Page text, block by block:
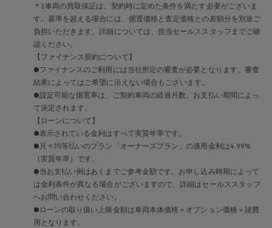
ユーザーガイド
運転上の注意
自動車リサイクル法
ロイヤリティプログラム
安心プログラム
メンテナンスプログラム
延長保証ウォルフィサポート
カスタマーセンター
タイヤパンク補償
認定中古車
“Certified Pre-Owned”の品質とは
延長保証サービスガイド
9つの約束
スマート買取
キャンペーン/ファイナンスプログラム
フォルクスワーゲンについて
企業情報
会社概要
会社概要EN
採用情報
＊1車両の買取保証は、契約時に定めた条件を満たす必要がございま
す。基準を超える場合には、据置価格と査定価格との差額分を別途ご
負担いただきます。詳細については、担当セールススタッフまでご確
認ください。
【ファイナンス契約について】
●ファイナンスのご利用には当社所定の審査が必要となります。審査
結果によってはご希望に沿えない場合もございます。
●設定可能な据置率は、ご契約車両の経過月数、お支払い期間によっ
て決定されます。
【ローンについて】
●表示されている金利はすべて実質年率です。
●月々均等払いのプラン「オーナーズプラン」の適用金利は4.99%
（実質年率）です。
●当お支払い例はあくまでご参考金額です。お申し込み時期によって
は金利条件が異なる場合がございますので、詳細はセールススタッフ
へお問い合わせください。
●ローンの取り扱い上限金額は車両本体価格＋オプション価格＋諸費
用となります。